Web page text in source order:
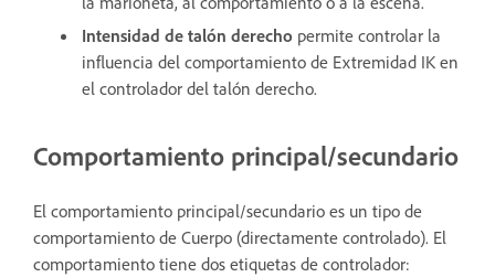
Intensidad de talón derecho permite controlar la
influencia del comportamiento de Extremidad IK en
el controlador del talón derecho.
Comportamiento principal/secundario
El comportamiento principal/secundario es un tipo de
comportamiento de Cuerpo (directamente controlado). El
comportamiento tiene dos etiquetas de controlador: